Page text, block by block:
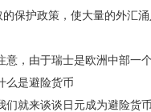
保护政策，使大量的外汇
由于瑞士是欧洲中部一个
是避险货币
来谈谈日元成为避险货币